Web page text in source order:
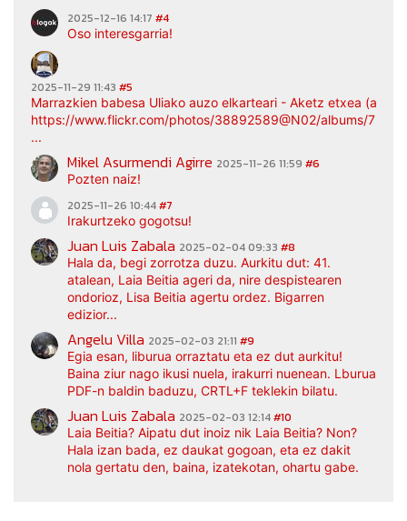
2025-12-16 14:17 #4
Oso interesgarria!
2025-11-29 11:43 #5
Marrazkien babesa Uliako auzo elkarteari - Aketz etxea
https://www.flickr.com/photos/38892589@N02/albums/
...
Mikel Asurmendi Agirre 2025-11-26 11:59 #6
Pozten naiz!
2025-11-26 10:44#7
Irakurtzeko gogotsu!
Juan Luis Zabala 2025-02-04 09:33 #8
Hala da, begi zorrotza duzu. Aurkitu dut: 41.
atalean, Laia Beitia ageri da, nire despistearen
ondorioz, Lisa Beitia agertu ordez. Bigarren
edizior...
Angelu Villa 2025-02-03 21:11 #9
Egia esan, liburua orraztatu eta ez dut aurkitu!
Baina ziur nago ikusi nuela, irakurri nuenean. Lburua
PDF-n baldin baduzu, CRTL+F teklekin bilatu.
Juan Luis Zabala 2025-02-03 12:14#10
Laia Beitia? Aipatu dut inoiz nik Laia Beitia? Non?
Hala izan bada, ez daukat gogoan, eta ez dakit
nola gertatu den, baina, izatekotan, ohartu gabe.